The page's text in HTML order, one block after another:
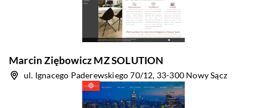
Marcin Ziębowicz MZ SOLUTION
ul. Ignacego Paderewskiego 70/12, 33-300 Nowy Sącz